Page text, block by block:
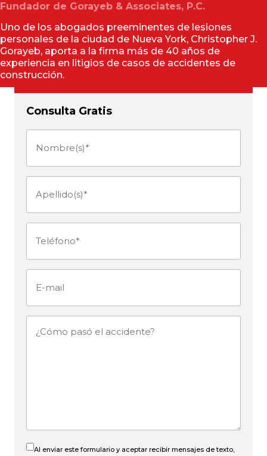
Fundador de Gorayeb & Associates, P.C.
Uno de los abogados preeminentes de lesiones
personales de la ciudad de Nueva York, Christopher J.
Gorayeb, aporta a la firma más de 40 años de
experiencia en litigios de casos de accidentes de
construcción.
Consulta Gratis
Nombre(s)
Apellido(s)
Teléfono (Obligatorio)
¿Cómo
Al enviar este formulario y aceptar recibir mensajes de texto,